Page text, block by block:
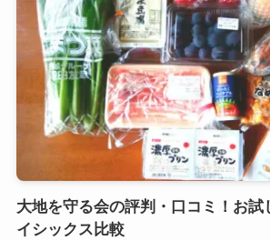
大地を守る会の評判・口コミ！お試
イシックス比較